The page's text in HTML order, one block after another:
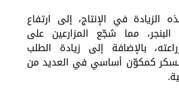
الزيادة في الإنتاج، إلى ارتفاع
مما شجّع المزارعين على
بالإضافة إلى زيادة الطلب
كمكوّن أساسي في العديد من